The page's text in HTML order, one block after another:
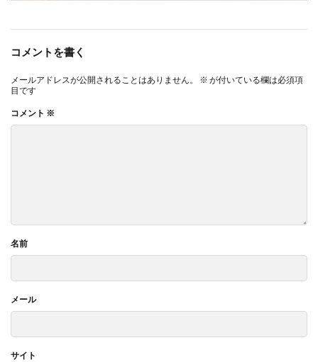
コメントを書く
メールアドレスが公開されることはありません。 ※ が付いている欄は必須項
目です
コメント ※
名前
メール
サイト